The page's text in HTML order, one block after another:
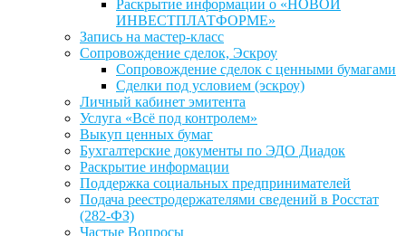
Раскрытие информации о «НОВОЙ
ИНВЕСТПЛАТФОРМЕ»
Запись на мастер-класс
Сопровождение сделок, Эскроу
Сопровождение сделок с ценными бумагами
Сделки под условием (эскроу)
Личный кабинет эмитента
Услуга «Всё под контролем»
Выкуп ценных бумаг
Бухгалтерские документы по ЭДО Диадок
Раскрытие информации
Поддержка социальных предпринимателей
Подача реестродержателями сведений в Росстат
(282-ФЗ)
Частые Вопросы